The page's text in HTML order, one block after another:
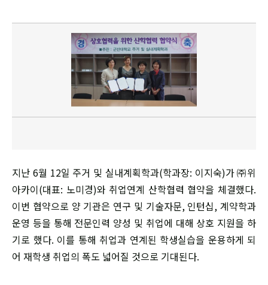
지난 6월 12일 주거 및 실내계획학과(학과장: 이지숙)가 ㈜위
아카이(대표: 노미경)와 취업연계 산학협력 협약을 체결했다.
이번 협약으로 양 기관은 연구 및 기술자문, 인턴십, 계약학과
운영 등을 통해 전문인력 양성 및 취업에 대해 상호 지원을 하
기로 했다. 이를 통해 취업과 연계된 학생실습을 운용하게 되
어 재학생 취업의 폭도 넓어질 것으로 기대된다.